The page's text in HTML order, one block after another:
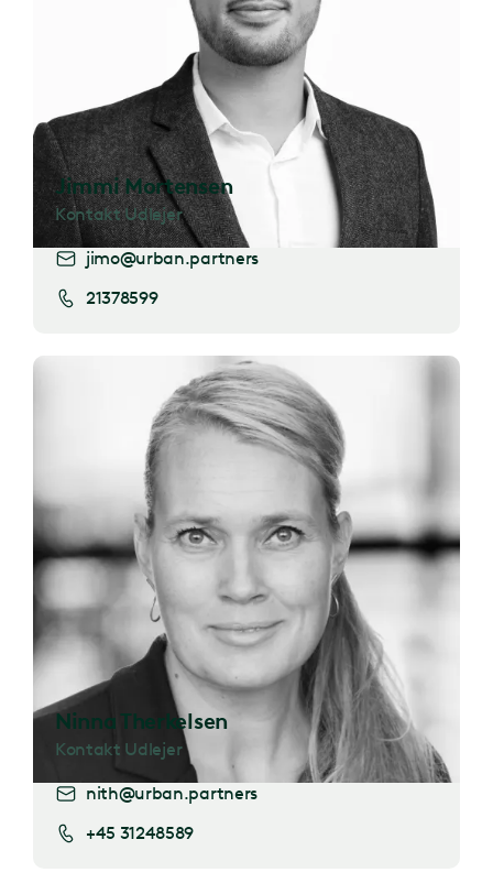
Jimmi Mortensen
Kontakt Udlejer
jimo@urban.partners
21378599
Ninna Therkelsen
Kontakt Udlejer
nith@urban.partners
+45 31248589